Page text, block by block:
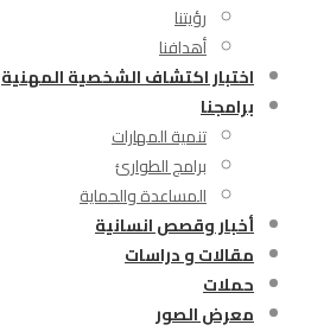
رؤيتنا
أهدافنا
اختبار اكتشاف الشخصية المهنية
برامجنا
تنمية المهارات
برامج الطوارئ
المساعدة والحماية
أخبار وقصص انسانية
مقالات و دراسات
حملات
معرض الصور